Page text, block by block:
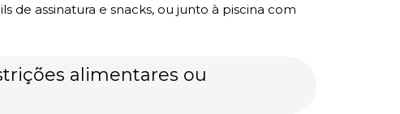
de assinatura e snacks, ou junto à piscina com
alimentares ou